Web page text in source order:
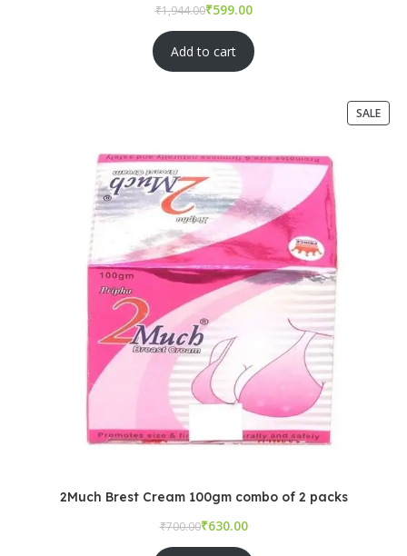
₹
₹
Add to cart
SALE
2Much Brest Cream 100gm combo of 2 packs
₹
₹